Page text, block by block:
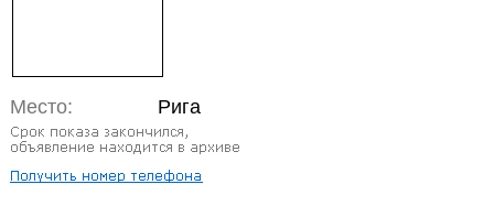
Место: Рига